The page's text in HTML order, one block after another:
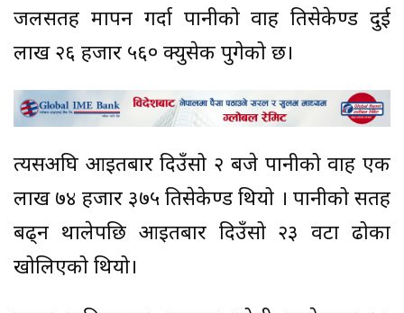
जलसतह मापन गर्दा पानीको प्रवाह प्रतिसेकेण्ड दुई
लाख २६ हजार ५६० क्युसेक पुगेको छ।
त्यसअघि आइतबार दिउँसो २ बजे पानीको प्रवाह एक
लाख ७४ हजार ३७५ प्रतिसेकेण्ड थियो । पानीको सतह
बढ्न थालेपछि आइतबार दिउँसो २३ वटा ढोका
खोलिएको थियो।